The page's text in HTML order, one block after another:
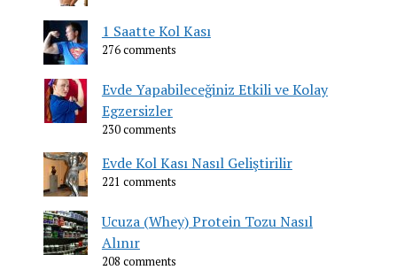
1 Saatte Kol Kası
276 comments
Evde Yapabileceğiniz Etkili ve Kolay
Egzersizler
230 comments
Evde Kol Kası Nasıl Geliştirilir
221 comments
Ucuza (Whey) Protein Tozu Nasıl
Alınır
208 comments